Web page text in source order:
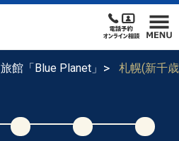
館「Blue Planet」 札幌(新千